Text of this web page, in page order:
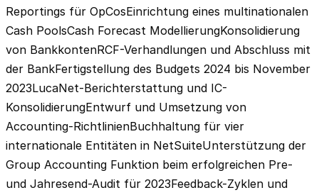
Reportings für OpCosEinrichtung eines multinationalen
Cash PoolsCash Forecast ModellierungKonsolidierung
von BankkontenRCF-Verhandlungen und Abschluss mit
der BankFertigstellung des Budgets 2024 bis November
2023LucaNet-Berichterstattung und IC-
KonsolidierungEntwurf und Umsetzung von
Accounting-RichtlinienBuchhaltung für vier
internationale Entitäten in NetSuiteUnterstützung der
Group Accounting Funktion beim erfolgreichen Pre-
und Jahresend-Audit für 2023Feedback-Zyklen und